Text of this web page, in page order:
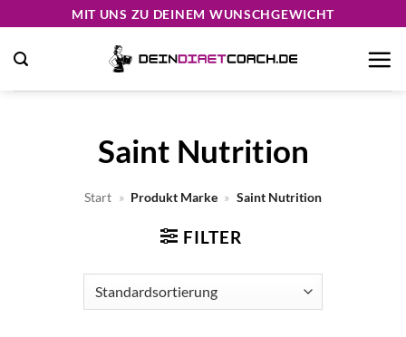
springen
MIT UNS ZU DEINEM WUNSCHGEWICHT
Saint Nutrition
Start » Produkt Marke » Saint Nutrition
FILTER